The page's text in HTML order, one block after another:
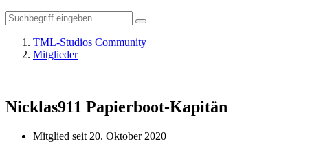
TML-Studios Community
Mitglieder
Nicklas911 Papierboot-Kapitän
Mitglied seit 20. Oktober 2020